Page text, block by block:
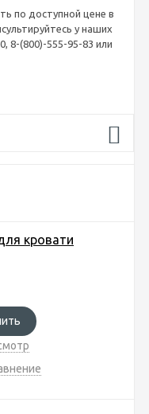
по доступной цене в
у наших
8-(800)-555-95-83 или
кровати